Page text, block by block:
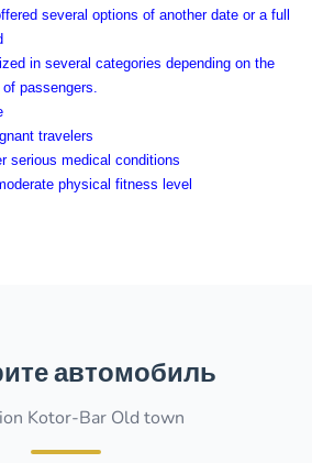
several options of another date or a full
in several categories depending on the
passengers.
travelers
serious medical conditions
physical fitness level
автомобиль
Kotor-Bar Old town